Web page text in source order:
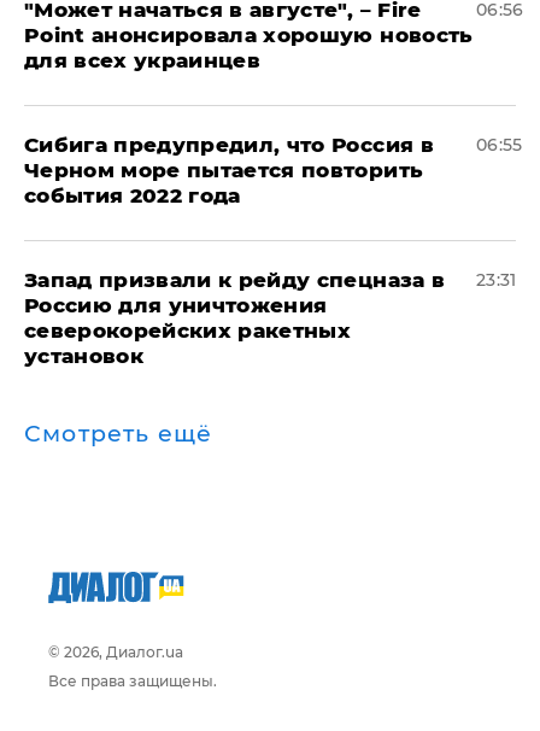
"Может начаться в августе", – Fire
Point анонсировала хорошую новость
для всех украинцев
06:56
Сибига предупредил, что Россия в
Черном море пытается повторить
события 2022 года
06:55
Запад призвали к рейду спецназа в
Россию для уничтожения
северокорейских ракетных
установок
23:31
Смотреть ещё
© 2026, Диалог.ua
Все права защищены.